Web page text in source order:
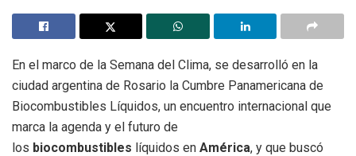
En el marco de la Semana del Clima, se desarrolló en la
ciudad argentina de Rosario la Cumbre Panamericana de
Biocombustibles Líquidos, un encuentro internacional que
marca la agenda y el futuro de
los biocombustibles líquidos en América, y que buscó